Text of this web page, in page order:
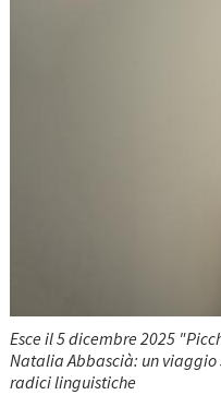
Esce il 5 dicembre 2025
Natalia Abbascià: un viaggio
radici linguistiche